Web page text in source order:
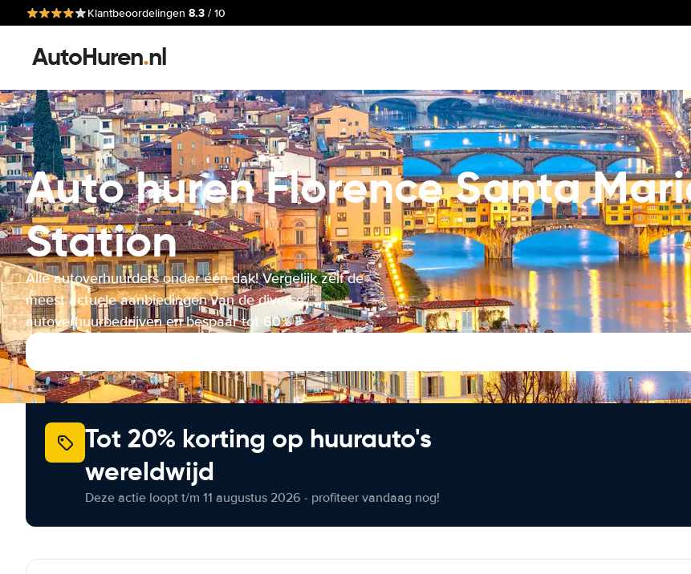
Klantbeoordelingen 8.3 / 10
AutoHuren.nl
Auto huren Florence Santa
Station
Alle autoverhuurders onder één dak! Vergelijk zelf de
meest actuele aanbiedingen van de diverse
autoverhuurbedrijven en bespaar tot 60%
Tot 20% korting op huurauto's
wereldwijd
Deze actie loopt t/m 11 augustus 2026 - profiteer vandaag nog!